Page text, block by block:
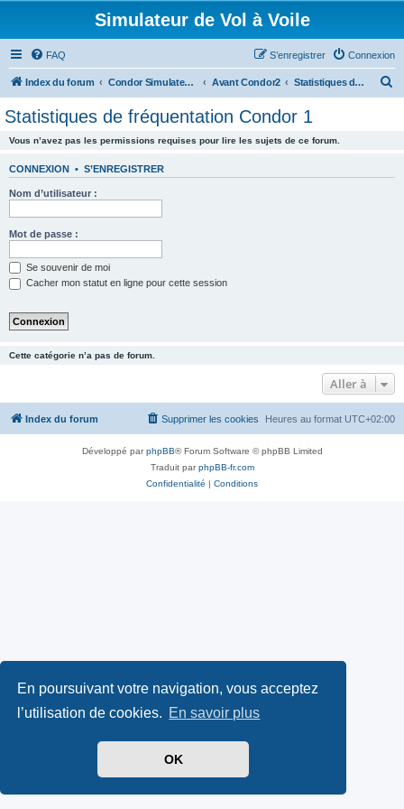
En poursuivant votre navigation, vous acceptez
l’utilisation de cookies. En savoir plus
OK
Simulateur de Vol à Voile
FAQ Connexion
S’enregistrer
Index du forum Condor Simulateur de Vol à Voile Avant Condor2 Statistiques de fréquentation Condor 1
Statistiques de fréquentation Condor 1
Vous n’avez pas les permissions requises pour lire les sujets de ce forum.
CONNEXION • S’ENREGISTRER
Nom d’utilisateur :
Mot de passe :
Se souvenir de moi
Cacher mon statut en ligne pour cette session
Cette catégorie n’a pas de forum.
Aller à
Index du forum Heures au format UTC+02:00
Supprimer les cookies
Développé parphpBB® Forum Software © phpBB Limited
Traduit parphpBB-fr.com
Confidentialité | Conditions